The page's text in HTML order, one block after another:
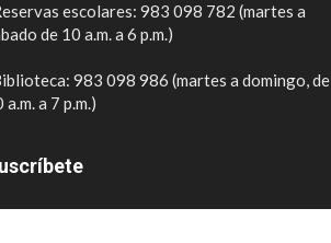
escolares: 983 098 782 (martes a
de 10 a.m. a 6 p.m.)
983 098 986 (martes a domingo, de
a.m. a 7 p.m.)